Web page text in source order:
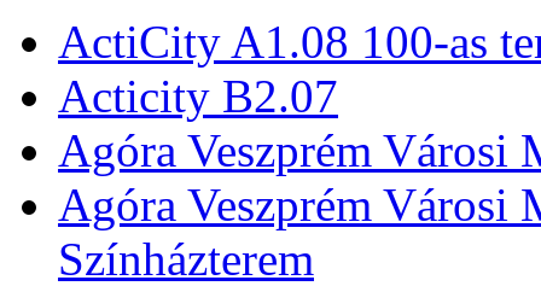
ActiCity A1.08 100-as
Acticity B2.07
Agóra Veszprém Városi
Agóra Veszprém Városi
Színházterem